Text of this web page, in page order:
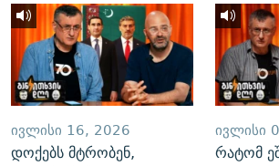
ᲘᲕᲚᲘᲡᲘ 16, 2026
დოქებს მტრობენ,
ᲘᲕᲚᲘᲡᲘ
რატომ